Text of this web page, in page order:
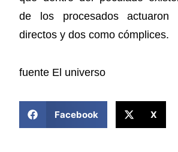
de los procesados actuaron
directos y dos como cómplices.
fuente El universo
Facebook X